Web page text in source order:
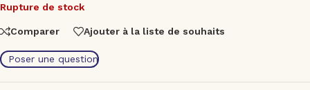
Rupture de stock
Comparer Ajouter à la liste de souhaits
Poser une question